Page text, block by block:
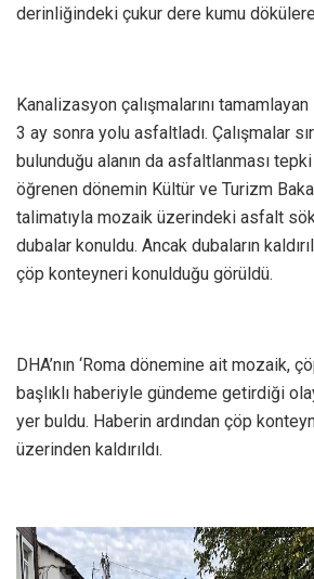
derinliğindeki çukur dere kumu
Kanalizasyon çalışmalarını
3 ay sonra yolu asfaltladı. Çalışmalar
bulunduğu alanın da asfaltlanması
öğrenen dönemin Kültür ve Turizm
talimatıyla mozaik üzerindeki asfalt
dubalar konuldu. Ancak dubaların
çöp konteyneri konulduğu görüldü.
DHA’nın ‘Roma dönemine ait mozaik,
başlıklı haberiyle gündeme getirdiği
yer buldu. Haberin ardından çöp
üzerinden kaldırıldı.